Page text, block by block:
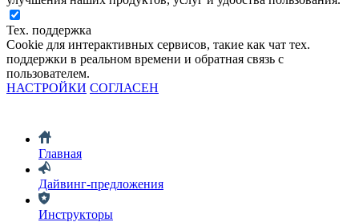
Тех. поддержка
Cookie для интерактивных сервисов, такие как чат тех.
поддержки в реальном времени и обратная связь с
пользователем.
НАСТРОЙКИ СОГЛАСЕН
Главная
Дайвинг-предложения
Инструкторы